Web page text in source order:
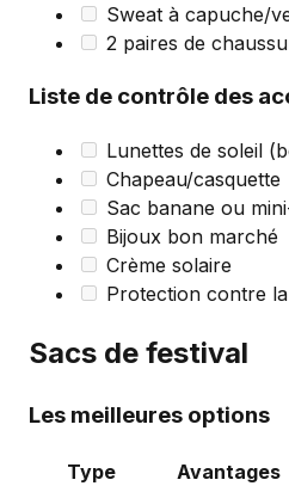
Sweat à capuche/
2 paires de
Liste de contrôle des
Lunettes de soleil
Chapeau/casquette
Sac banane ou
Bijoux bon marché
Crème solaire
Protection contre
Sacs de festival
Les meilleures options
Type Avantages